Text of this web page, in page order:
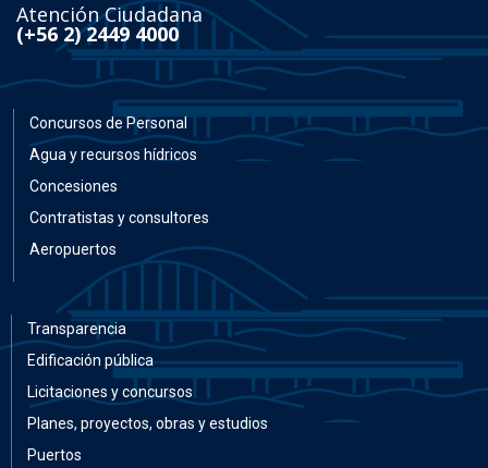
Atención Ciudadana
(+56 2) 2449 4000
Concursos de Personal
Agua y recursos hídricos
Concesiones
Contratistas y consultores
Aeropuertos
Transparencia
Edificación pública
Licitaciones y concursos
Planes, proyectos, obras y estudios
Puertos